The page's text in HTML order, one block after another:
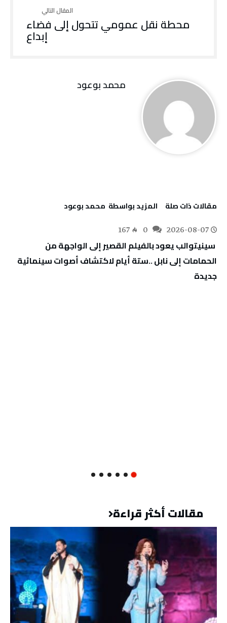
محطة نقل عمومي تتحول إلى فضاء
إبداع
محمد بوعود
‫مقالات ذات صلة‬ ‫‫المزيد بواسطة‬ ‬ محمد بوعود
2026-08-07
167
‬جديدة
مقالات أكثر قراءة